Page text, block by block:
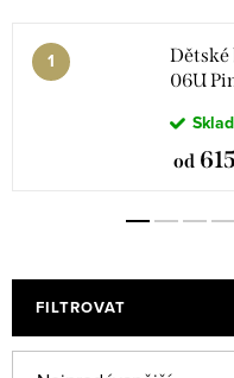
Dětské
06U
od
FILTROVAT